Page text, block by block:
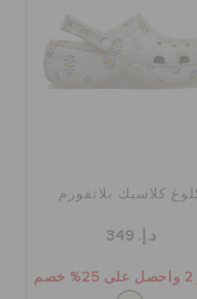
كلاسيك بلاتفورم
د.إ. 349